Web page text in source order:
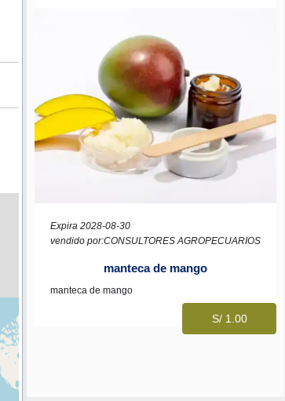
Expira 2028-08-30
vendido por:CONSULTORES AGROPECUARIOS
manteca de mango
manteca de mango
S/ 1.00